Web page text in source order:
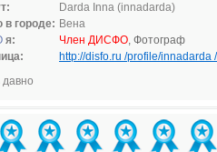
Darda Inna (innadarda)
городе: Вена
я: Член ДИСФО, Фотограф
http://disfo.ru /profile/innadarda /